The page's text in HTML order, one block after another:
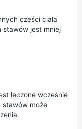
części ciała
stawów jest mniej
leczone wcześnie
stawów może